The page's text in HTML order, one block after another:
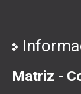
Matriz -